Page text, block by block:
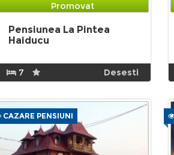
Promovat
Pensiunea La Pintea
Haiducu
7 Desesti
CAZARE PENSIUNI